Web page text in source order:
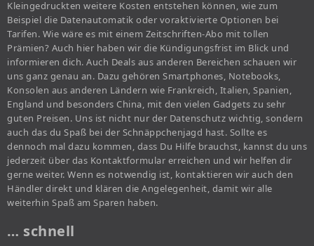
Kleingedruckten weitere Kosten entstehen können, wie zum
Beispiel die Datenautomatik oder voraktivierte Optionen bei
Tarifen. Wie wäre es mit einem Zeitschriften-Abo mit tollen
Prämien? Auch hier haben wir die Kündigungsfrist im Blick und
informieren dich. Auch Deals aus anderen Bereichen schauen wir
uns ganz genau an. Dazu gehören Smartphones, Notebooks,
Konsolen aus anderen Ländern wie Frankreich, Italien, Spanien,
England und besonders China, mit den vielen Gadgets zu sehr
guten Preisen. Uns ist nicht nur der Datenschutz wichtig, sondern
auch das du Spaß bei der Schnäppchenjagd hast. Sollte es
dennoch mal dazu kommen, dass Du Hilfe brauchst, kannst du uns
jederzeit über das Kontaktformular erreichen und wir helfen dir
gerne weiter. Wenn es notwendig ist, kontaktieren wir auch den
Händler direkt und klären die Angelegenheit, damit wir alle
weiterhin Spaß am Sparen haben.
… schnell